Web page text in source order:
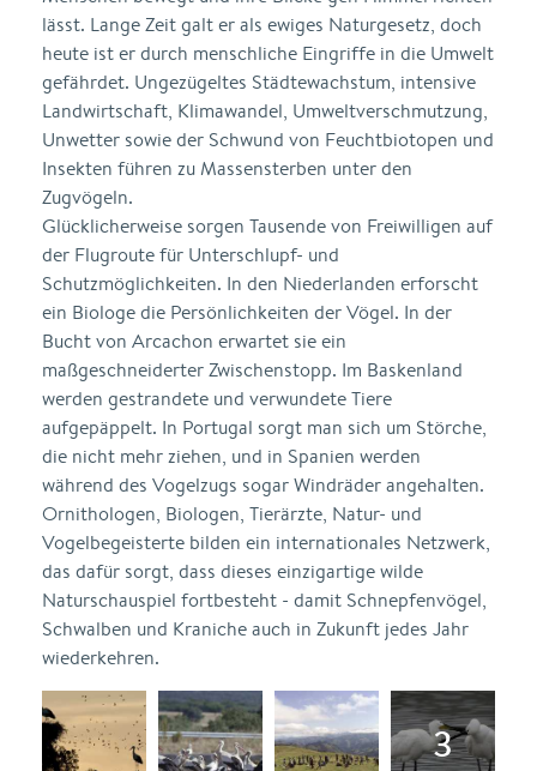
lässt. Lange Zeit galt er als ewiges Naturgesetz, doch
heute ist er durch menschliche Eingriffe in die Umwelt
gefährdet. Ungezügeltes Städtewachstum, intensive
Landwirtschaft, Klimawandel, Umweltverschmutzung,
Unwetter sowie der Schwund von Feuchtbiotopen und
Insekten führen zu Massensterben unter den
Zugvögeln.
Glücklicherweise sorgen Tausende von Freiwilligen auf
der Flugroute für Unterschlupf- und
Schutzmöglichkeiten. In den Niederlanden erforscht
ein Biologe die Persönlichkeiten der Vögel. In der
Bucht von Arcachon erwartet sie ein
maßgeschneiderter Zwischenstopp. Im Baskenland
werden gestrandete und verwundete Tiere
aufgepäppelt. In Portugal sorgt man sich um Störche,
die nicht mehr ziehen, und in Spanien werden
während des Vogelzugs sogar Windräder angehalten.
Ornithologen, Biologen, Tierärzte, Natur- und
Vogelbegeisterte bilden ein internationales Netzwerk,
das dafür sorgt, dass dieses einzigartige wilde
Naturschauspiel fortbesteht - damit Schnepfenvögel,
Schwalben und Kraniche auch in Zukunft jedes Jahr
wiederkehren.